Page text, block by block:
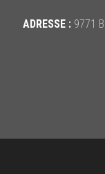
ADRESSE :9771